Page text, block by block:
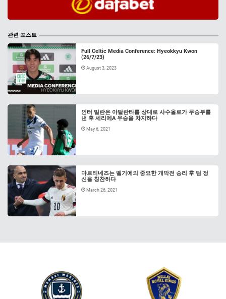
관련 포스트
Full Celtic Media Conference: Hyeokkyu Kwon
(26/7/23)
August 3, 2023
인터 밀란은 아탈란타를 상대로 사수올로가 무승부를
낸 후 세리에A 우승을 차지하다
May 6, 2021
마르티네즈는 벨기에의 중요한 개막전 승리 후 팀 정
신을 칭찬하다
March 26, 2021